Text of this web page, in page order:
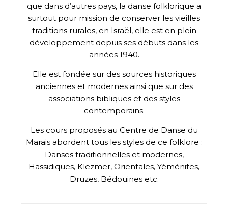
que dans d’autres pays, la danse folklorique a
surtout pour mission de conserver les vieilles
traditions rurales, en Israël, elle est en plein
développement depuis ses débuts dans les
années 1940.
Elle est fondée sur des sources historiques
anciennes et modernes ainsi que sur des
associations bibliques et des styles
contemporains.
Les cours proposés au Centre de Danse du
Marais abordent tous les styles de ce folklore :
Danses traditionnelles et modernes,
Hassidiques, Klezmer, Orientales, Yéménites,
Druzes, Bédouines etc.